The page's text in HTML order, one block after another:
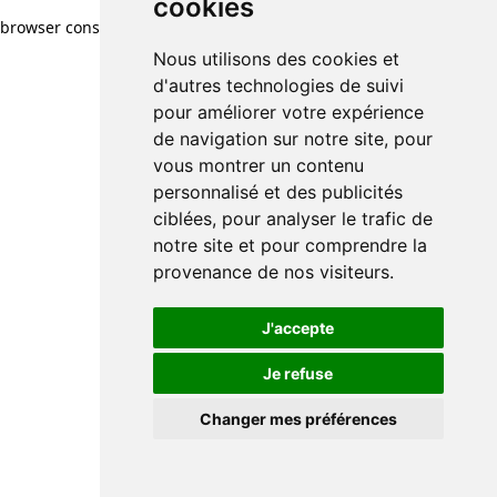
cookies
Nous utilisons des cookies et
d'autres technologies de suivi
pour améliorer votre expérience
de navigation sur notre site, pour
vous montrer un contenu
personnalisé et des publicités
ciblées, pour analyser le trafic de
notre site et pour comprendre la
provenance de nos visiteurs.
J'accepte
Je refuse
Changer mes préférences
browser console for more information)